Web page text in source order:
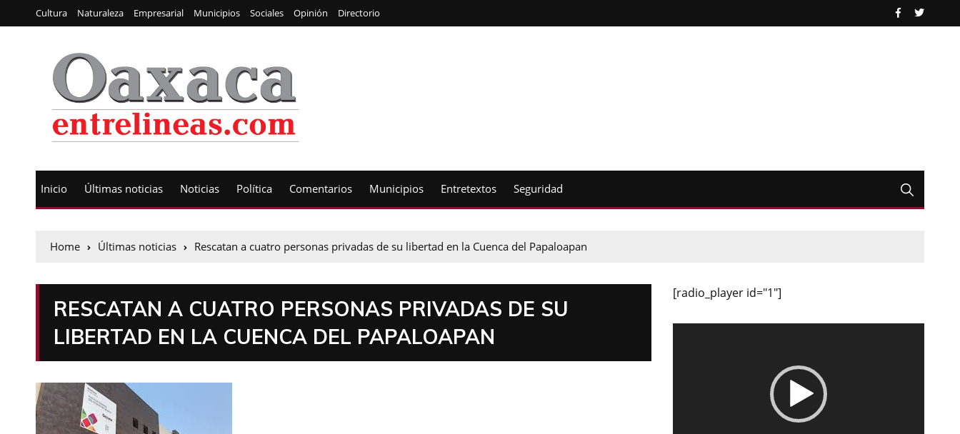
Cultura Naturaleza Empresarial Municipios Sociales Opinión Directorio
Inicio Últimas noticias Noticias Política Comentarios Municipios Entretextos Seguridad
Home Últimas noticias Rescatan a cuatro personas privadas de su libertad en la Cuenca del Papaloapan
RESCATAN A CUATRO PERSONAS PRIVADAS DE SU
LIBERTAD EN LA CUENCA DEL PAPALOAPAN
[radio_player id="1"]